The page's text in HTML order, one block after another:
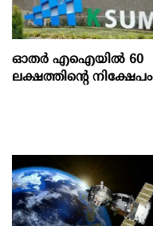
ഓതര്‍ എഐയില്‍ 60
ലക്ഷത്തിന്റെ നിക്ഷേപം